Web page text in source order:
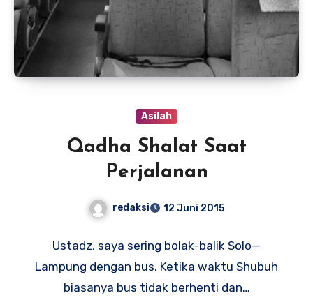
Asilah
Qadha Shalat Saat
Perjalanan
redaksi 12 Juni 2015
Ustadz, saya sering bolak-balik Solo—
Lampung dengan bus. Ketika waktu Shubuh
biasanya bus tidak berhenti dan…